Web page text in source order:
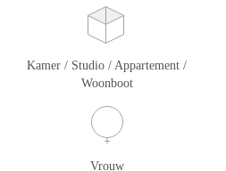
Kamer / Studio / Appartement /
Woonboot
Vrouw